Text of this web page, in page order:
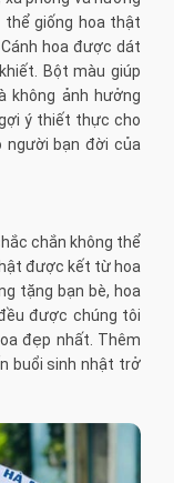
thể giống hoa thật
hoa được dát
Bột màu giúp
không ảnh hưởng
ý thiết thực cho
người bạn đời của
chắn không thể
được kết từ hoa
tặng bạn bè, hoa
được chúng tôi
đẹp nhất. Thêm
buổi sinh nhật trở